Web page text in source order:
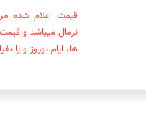
قیمت اعلام شده
نرمال میباشد و
ها، ایام نوروز و یا